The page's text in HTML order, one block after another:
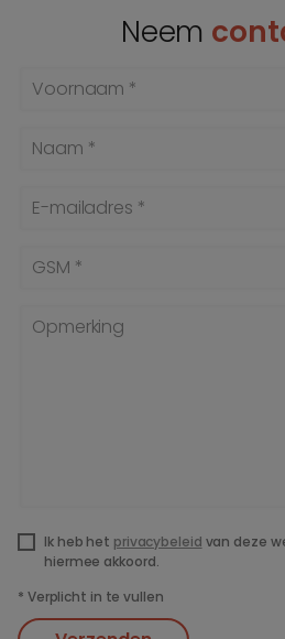
Neem
Voornaam *
Naam *
E-mailadres *
GSM *
Opmerking
Ik heb het privacybeleid van deze
hiermee akkoord.
* Verplicht in te vullen